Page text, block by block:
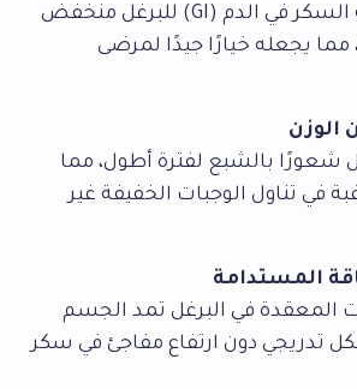
مؤشر نسبة السكر في الدم (GI) للبرغل منخفض
يجعله خيارًا جيدًا لمرضى
الوزن
شعورًا بالشبع لفترة أطول، مما
في تناول الوجبات الخفيفة غير
المستدامة
المعقدة في البرغل تمد الجسم
تدريجي دون ارتفاع مفاجئ في سكر